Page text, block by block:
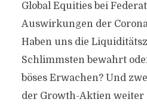
Global Equities bei
Auswirkungen der
Haben uns die
Schlimmsten bewahrt
böses Erwachen? Und
der Growth-Aktien